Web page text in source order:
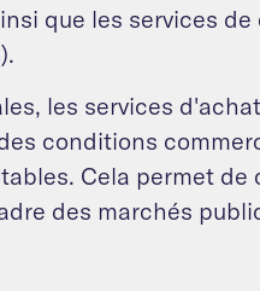
que les services de
les services
conditions
Cela permet de
des marchés